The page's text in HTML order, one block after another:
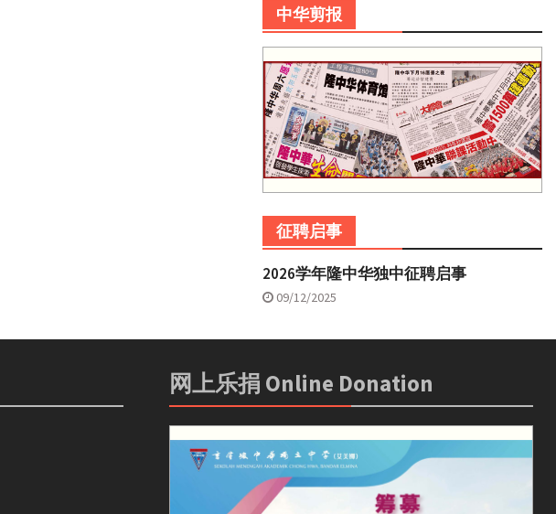
中华剪报
征聘启事
2026学年隆中华独中征聘启事
09/12/2025
网上乐捐 Online Donation